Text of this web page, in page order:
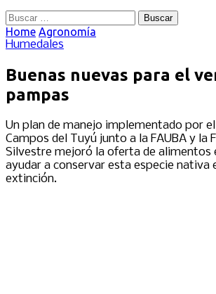
Buscar:
Home Agronomía
Humedales
Buenas nuevas para el
pampas
Un plan de manejo implementado por
Campos del Tuyú junto a la FAUBA y la
Silvestre mejoró la oferta de alimentos
ayudar a conservar esta especie nativa
extinción.